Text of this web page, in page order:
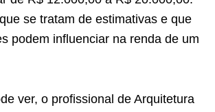
se tratam de estimativas e que
podem influenciar na renda de um
ver, o profissional de Arquitetura